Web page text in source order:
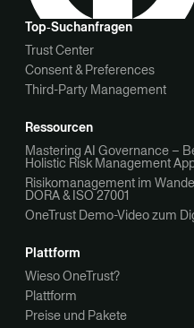
Top‑Suchanfragen
Trust Center
Consent & Preferences
Third-Party Management
Ressourcen
Mastering AI Governance –
Holistic Risk Management
Risikomanagement im
DORA & ISO 27001
OneTrust Demo-Video zum
Plattform
Wieso OneTrust?
Plattform
Preise und Pakete